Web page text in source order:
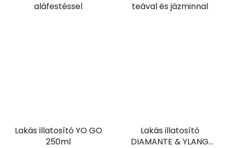
aláfestéssel teával és jázminnal
Lakás illatosító YO GO
250ml
Lakás illatosító
DIAMANTE & YLANG